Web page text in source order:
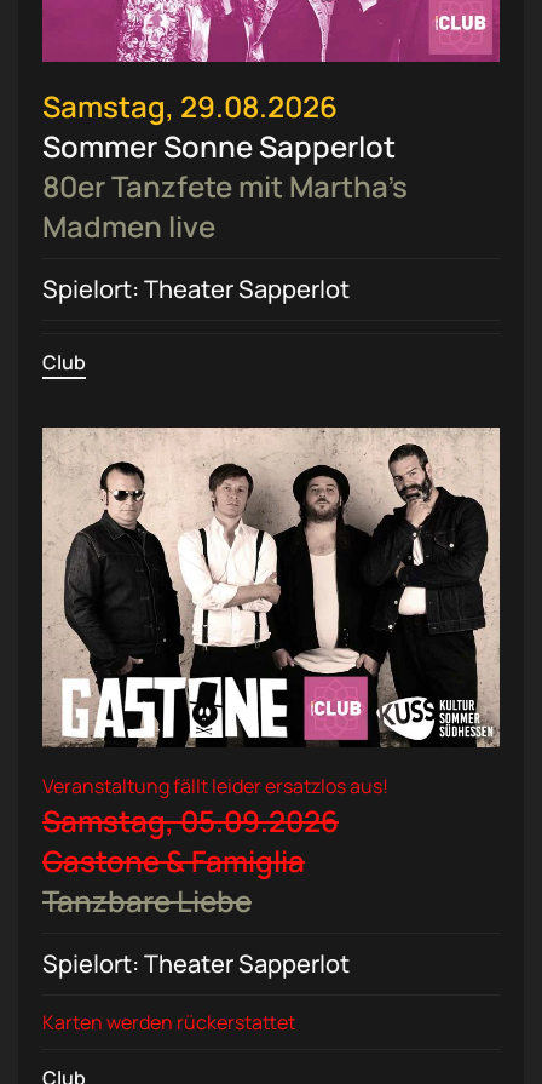
Samstag, 29.08.2026
Sommer Sonne Sapperlot
80er Tanzfete mit Martha’s
Madmen live
Spielort: Theater Sapperlot
Club
Veranstaltung fällt leider ersatzlos aus!
Samstag, 05.09.2026
Gastone & Famiglia
Tanzbare Liebe
Spielort: Theater Sapperlot
Karten werden rückerstattet
Club